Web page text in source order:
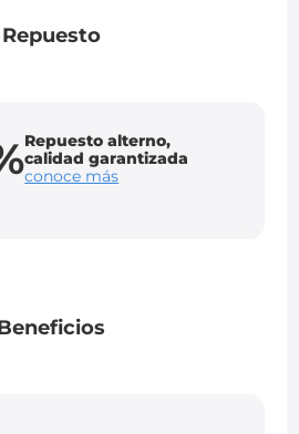
Repuesto
Repuesto alterno,
calidad garantizada
conoce más